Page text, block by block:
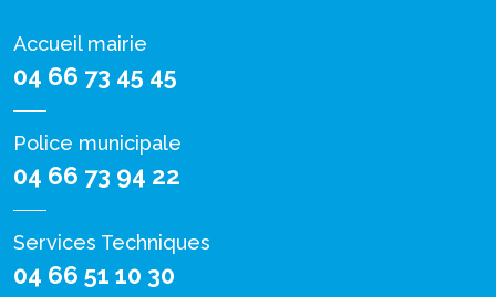
Accueil mairie
04 66 73 45 45
Police municipale
04 66 73 94 22
Services Techniques
04 66 51 10 30